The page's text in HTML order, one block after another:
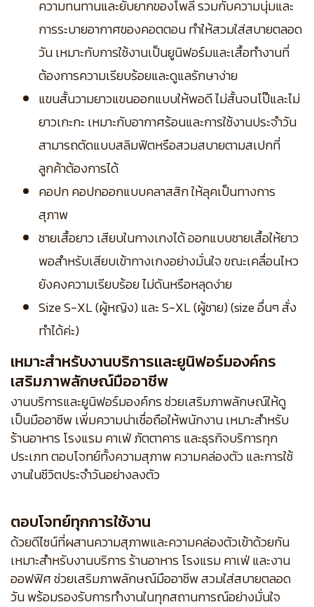
ความทนทานและยับยากของโพลี รวมกับความนุ่มและ
การระบายอากาศของคอตตอน ทำให้สวมใส่สบายตลอด
วัน เหมาะกับการใช้งานเป็นยูนิฟอร์มและเสื้อทำงานที่
ต้องการความเรียบร้อยและดูแลรักษาง่าย
แขนสั้นวามยาวแขนออกแบบให้พอดี ไม่สั้นจนโป๊และไม่
ยาวเกะกะ เหมาะกับอากาศร้อนและการใช้งานประจำวัน
สามารถตัดแบบสลิมฟิตหรือสวมสบายตามสเปกที่
ลูกค้าต้องการได้
คอปก คอปกออกแบบคลาสสิก ให้ลุคเป็นทางการ
สุภาพ
ชายเสื้อยาว เสียบในกางเกงได้ ออกแบบชายเสื้อให้ยาว
พอสำหรับเสียบเข้ากางเกงอย่างมั่นใจ ขณะเคลื่อนไหว
ยังคงความเรียบร้อย ไม่ดันหรือหลุดง่าย
Size S-XL (ผู้หญิง) และ S-XL (ผู้ชาย) (size อื่นๆ สั่ง
ทำได้ค่ะ)
เหมาะสำหรับงานบริการและยูนิฟอร์มองค์กร
เสริมภาพลักษณ์มืออาชีพ
งานบริการและยูนิฟอร์มองค์กร ช่วยเสริมภาพลักษณ์ให้ดู
เป็นมืออาชีพ เพิ่มความน่าเชื่อถือให้พนักงาน เหมาะสำหรับ
ร้านอาหาร โรงแรม คาเฟ่ ภัตตาคาร และธุรกิจบริการทุก
ประเภท ตอบโจทย์ทั้งความสุภาพ ความคล่องตัว และการใช้
งานในชีวิตประจำวันอย่างลงตัว
ตอบโจทย์ทุกการใช้งาน
ด้วยดีไซน์ที่ผสานความสุภาพและความคล่องตัวเข้าด้วยกัน
เหมาะสำหรับงานบริการ ร้านอาหาร โรงแรม คาเฟ่ และงาน
ออฟฟิศ ช่วยเสริมภาพลักษณ์มืออาชีพ สวมใส่สบายตลอด
วัน พร้อมรองรับการทำงานในทุกสถานการณ์อย่างมั่นใจ